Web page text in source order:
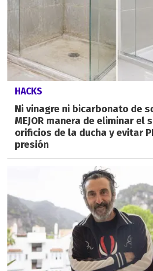
HACKS
Ni vinagre ni bicarbonato de
MEJOR manera de eliminar el
orificios de la ducha y evitar
presión